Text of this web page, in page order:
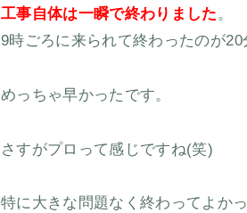
工事自体は一瞬で終わりました。
9時ごろに来られて終わったのが20
めっちゃ早かったです。
さすがプロって感じですね(笑)
特に大きな問題なく終わってよかっ